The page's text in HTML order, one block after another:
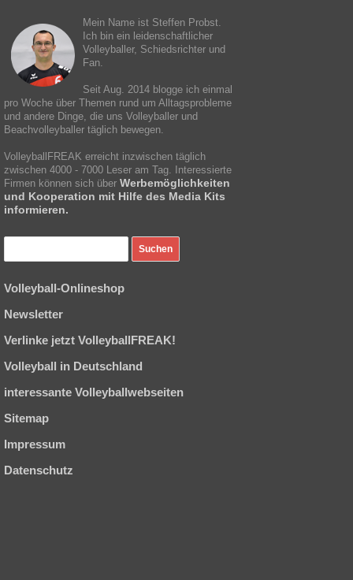
Mein Name ist Steffen Probst.
Ich bin ein leidenschaftlicher
Volleyballer, Schiedsrichter und
Fan.
Seit Aug. 2014 blogge ich einmal
pro Woche über Themen rund um Alltagsprobleme
und andere Dinge, die uns Volleyballer und
Beachvolleyballer täglich bewegen.
VolleyballFREAK erreicht inzwischen täglich
zwischen 4000 - 7000 Leser am Tag. Interessierte
Firmen können sich über Werbemöglichkeiten
und Kooperation mit Hilfe des Media Kits
informieren.
Volleyball-Onlineshop
Newsletter
Verlinke jetzt VolleyballFREAK!
Volleyball in Deutschland
interessante Volleyballwebseiten
Sitemap
Impressum
Datenschutz